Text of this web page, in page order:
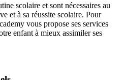
scolaire et sont nécessaires au
et à sa réussite scolaire. Pour
vous propose ses services
enfant à mieux assimiler ses